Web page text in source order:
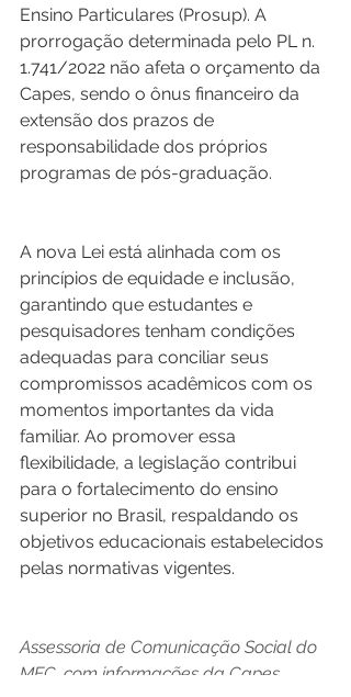
Ensino Particulares (Prosup). A
prorrogação determinada pelo PL n.
1.741/2022 não afeta o orçamento da
Capes, sendo o ônus financeiro da
extensão dos prazos de
responsabilidade dos próprios
programas de pós-graduação.
A nova Lei está alinhada com os
princípios de equidade e inclusão,
garantindo que estudantes e
pesquisadores tenham condições
adequadas para conciliar seus
compromissos acadêmicos com os
momentos importantes da vida
familiar. Ao promover essa
flexibilidade, a legislação contribui
para o fortalecimento do ensino
superior no Brasil, respaldando os
objetivos educacionais estabelecidos
pelas normativas vigentes.
Assessoria de Comunicação Social do
MEC, com informações da Capes